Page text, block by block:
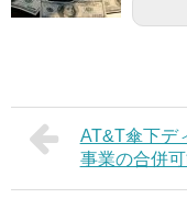
AT&T傘下デ
事業の合併可